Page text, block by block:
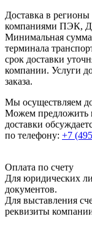
Доставка в
компаниями ПЭК,
Минимальная сумма
терминала
срок доставки
компании. Услуги
заказа.
Мы осуществляем
Можем предложить
доставки
по телефону: +7
Оплата по счету
Для юридических
документов.
Для выставления
реквизиты